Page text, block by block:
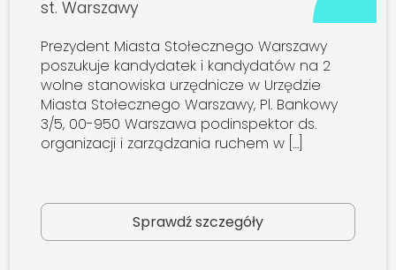
st. Warszawy
Prezydent Miasta Stołecznego Warszawy
poszukuje kandydatek i kandydatów na 2
wolne stanowiska urzędnicze w Urzędzie
Miasta Stołecznego Warszawy, Pl. Bankowy
3/5, 00-950 Warszawa podinspektor ds.
organizacji i zarządzania ruchem w […]
Sprawdź szczegóły